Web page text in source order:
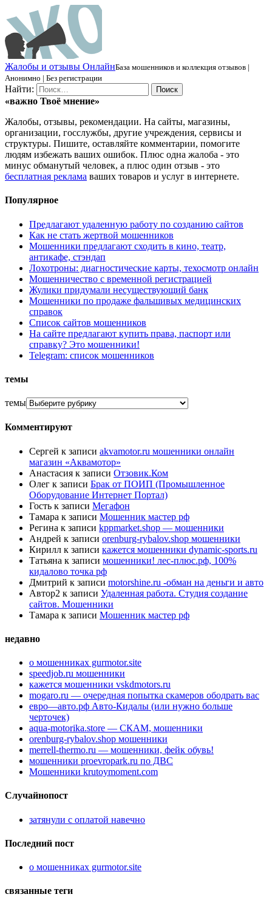
Жалобы и отзывы ОнлайнБаза мошенников и коллекция отзывов |
Анонимно | Без регистрации
Найти:
«важно Твоё мнение»
Жалобы, отзывы, рекомендации. На сайты, магазины,
организации, госслужбы, другие учреждения, сервисы и
структуры. Пишите, оставляйте комментарии, помогите
людям избежать ваших ошибок. Плюс одна жалоба - это
минус обманутый человек, а плюс один отзыв - это
бесплатная реклама ваших товаров и услуг в интернете.
Популярное
Предлагают удаленную работу по созданию сайтов
Как не стать жертвой мошенников
Мошенники предлагают сходить в кино, театр,
антикафе, стэндап
Лохотроны: диагностические карты, техосмотр онлайн
Мошенничество с временной регистрацией
Жулики придумали несуществующий банк
Мошенники по продаже фальшивых медицинских
справок
Список сайтов мошенников
На сайте предлагают купить права, паспорт или
справку? Это мошенники!
Telegram: список мошенников
темы
темы
Комментируют
Сергей к записи akvamotor.ru мошенники онлайн
магазин «Аквамотор»
Анастасия к записи Отзовик.Ком
Олег к записи Брак от ПОИП (Промышленное
Оборудование Интернет Портал)
Гость к записи Мегафон
Тамара к записи Мошенник мастер рф
Регина к записи kppmarket.shop — мошенники
Андрей к записи orenburg-rybalov.shop мошенники
Кирилл к записи кажется мошенники dynamic-sports.ru
Татьяна к записи мошенники! лес-плюс.рф, 100%
кидалово точка рф
Дмитрий к записи motorshine.ru -обман на деньги и авто
Автор2 к записи Удаленная работа. Студия создание
сайтов. Мошенники
Тамара к записи Мошенник мастер рф
недавно
о мошенниках gurmotor.site
speedjob.ru мошенники
кажется мошенники vskdmotors.ru
mogaro.ru — очередная попытка скамеров ободрать вас
евро—авто.рф Авто-Кидалы (или нужно больше
черточек)
aqua-motorika.store — СКАМ, мошенники
orenburg-rybalov.shop мошенники
merrell-thermo.ru — мошенники, фейк обувь!
мошенники proevropark.ru по ДВС
Мошенники krutoymoment.com
Случайнопост
затянули с оплатой навечно
Последний пост
о мошенниках gurmotor.site
связанные теги